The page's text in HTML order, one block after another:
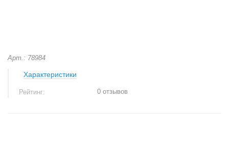
Арт.: 78984
Характеристики
Рейтинг: 0 отзывов